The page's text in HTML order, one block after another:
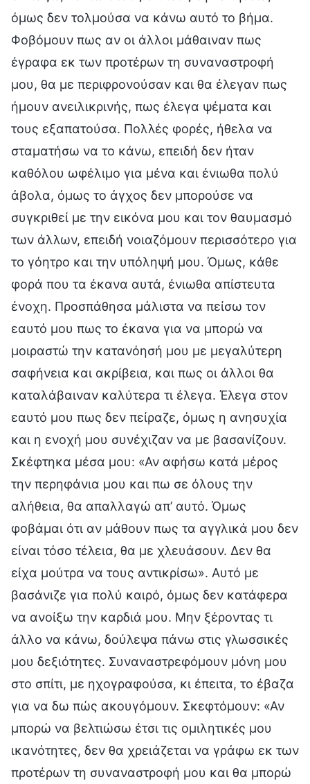
όμως δεν τολμούσα να κάνω αυτό το βήμα.
Φοβόμουν πως αν οι άλλοι μάθαιναν πως
έγραφα εκ των προτέρων τη συναναστροφή
μου, θα με περιφρονούσαν και θα έλεγαν πως
ήμουν ανειλικρινής, πως έλεγα ψέματα και
τους εξαπατούσα. Πολλές φορές, ήθελα να
σταματήσω να το κάνω, επειδή δεν ήταν
καθόλου ωφέλιμο για μένα και ένιωθα πολύ
άβολα, όμως το άγχος δεν μπορούσε να
συγκριθεί με την εικόνα μου και τον θαυμασμό
των άλλων, επειδή νοιαζόμουν περισσότερο για
το γόητρο και την υπόληψή μου. Όμως, κάθε
φορά που τα έκανα αυτά, ένιωθα απίστευτα
ένοχη. Προσπάθησα μάλιστα να πείσω τον
εαυτό μου πως το έκανα για να μπορώ να
μοιραστώ την κατανόησή μου με μεγαλύτερη
σαφήνεια και ακρίβεια, και πως οι άλλοι θα
καταλάβαιναν καλύτερα τι έλεγα. Έλεγα στον
εαυτό μου πως δεν πείραζε, όμως η ανησυχία
και η ενοχή μου συνέχιζαν να με βασανίζουν.
Σκέφτηκα μέσα μου: «Αν αφήσω κατά μέρος
την περηφάνια μου και πω σε όλους την
αλήθεια, θα απαλλαγώ απ’ αυτό. Όμως
φοβάμαι ότι αν μάθουν πως τα αγγλικά μου δεν
είναι τόσο τέλεια, θα με χλευάσουν. Δεν θα
είχα μούτρα να τους αντικρίσω». Αυτό με
βασάνιζε για πολύ καιρό, όμως δεν κατάφερα
να ανοίξω την καρδιά μου. Μην ξέροντας τι
άλλο να κάνω, δούλεψα πάνω στις γλωσσικές
μου δεξιότητες. Συναναστρεφόμουν μόνη μου
στο σπίτι, με ηχογραφούσα, κι έπειτα, το έβαζα
για να δω πώς ακουγόμουν. Σκεφτόμουν: «Αν
μπορώ να βελτιώσω έτσι τις ομιλητικές μου
ικανότητες, δεν θα χρειάζεται να γράφω εκ των
προτέρων τη συναναστροφή μου και θα μπορώ